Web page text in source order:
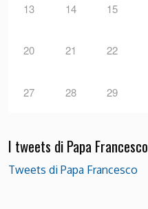
13 14 15
20 21 22
27 28 29
I tweets di Papa Francesco
Tweets di Papa Francesco